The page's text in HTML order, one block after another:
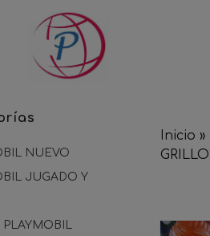
NUEVO
JUGADO Y
PLAYMOBIL
Inicio »
GRILLO